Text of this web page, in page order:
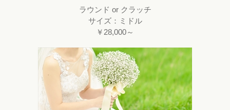
ラウンド or クラッチ
サイズ：ミドル
￥28,000～